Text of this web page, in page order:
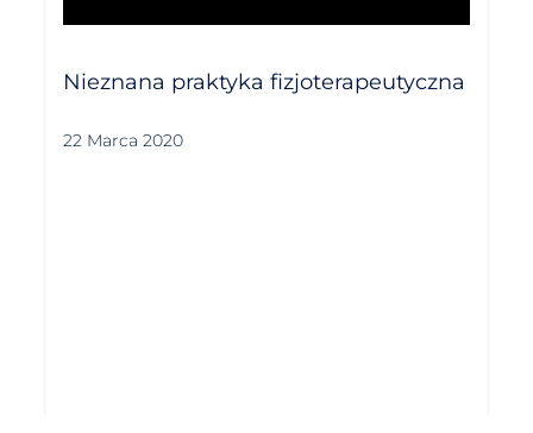
Nieznana praktyka fizjoterapeutyczna
22 Marca 2020